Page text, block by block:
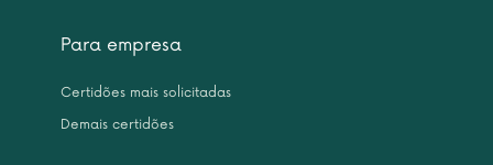
Para empresa
Certidões mais solicitadas
Demais certidões